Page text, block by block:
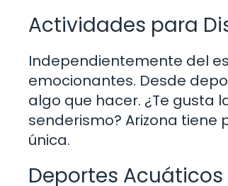
Actividades para
Independientemente del
emocionantes. Desde
algo que hacer. ¿Te gusta
senderismo? Arizona
única.
Deportes Acuáticos